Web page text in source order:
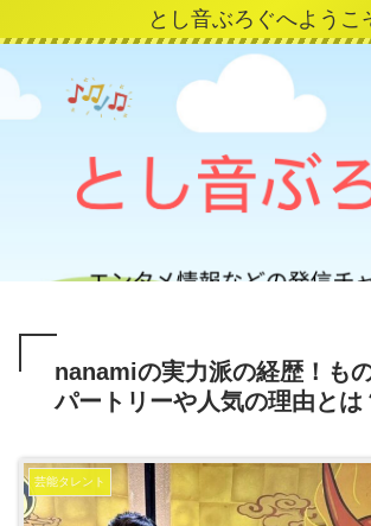
とし音ぶろぐへようこ
nanamiの実力派の経歴！も
パートリーや人気の理由とは
芸能タレント